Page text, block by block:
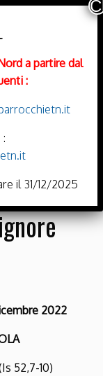
2022
52,7-10)
a partire dal
:
il 31/12/2025